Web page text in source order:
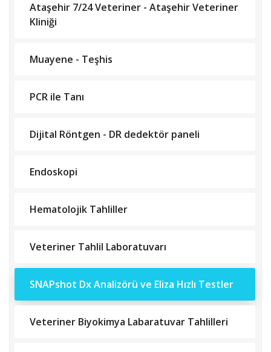
Ataşehir 7/24 Veteriner - Ataşehir Veteriner
Kliniği
Muayene - Teşhis
PCR ile Tanı
Dijital Röntgen - DR dedektör paneli
Endoskopi
Hematolojik Tahliller
Veteriner Tahlil Laboratuvarı
SNAPshot Dx Analizörü ve Eliza Hızlı Testler
Veteriner Biyokimya Labaratuvar Tahlilleri